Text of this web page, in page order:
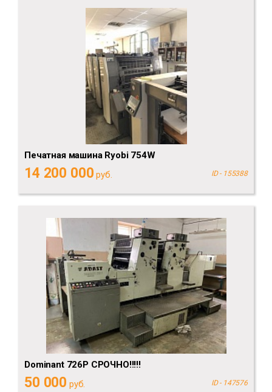
Печатная машина Ryobi 754W
14 200 000 руб. ID - 155388
Dominant 726P СРОЧНО!!!!!
50 000 руб. ID - 147576